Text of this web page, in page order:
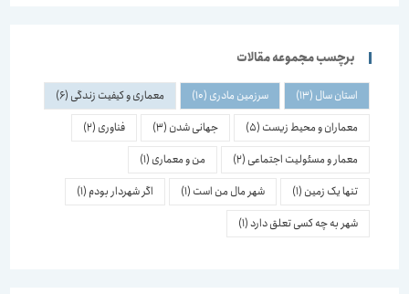
برچسب مجموعه مقالات
استان سال(13) سرزمین مادری(10) معماری و کیفیت زندگی(6)
معماران و محیط زیست(5) جهانی شدن(3) فناوری(2)
معمار و مسئولیت اجتماعی(2) من و معماری(1)
تنها یک زمین(1) شهر مال من است(1) اگر شهردار بودم(1)
شهر به چه کسی تعلق دارد(1)